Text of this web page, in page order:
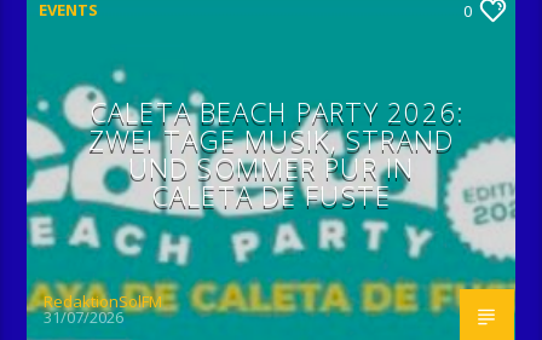
EVENTS 0
CALETA BEACH PARTY 2026:
ZWEI TAGE MUSIK, STRAND
UND SOMMER PUR IN
CALETA DE FUSTE
RedaktionSolFM
31/07/2026